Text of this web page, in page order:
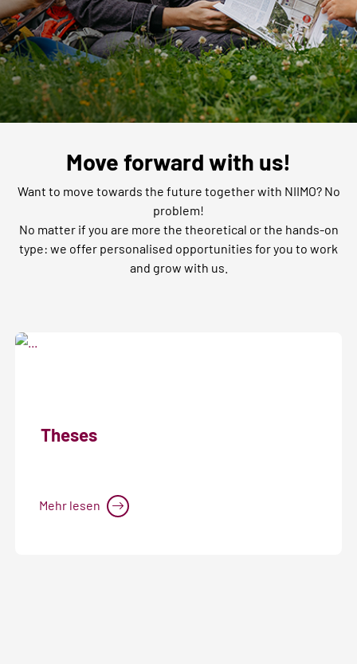
Move forward with us!
Want to move towards the future together with NIIMO? No
problem!
No matter if you are more the theoretical or the hands-on
type: we offer personalised opportunities for you to work
and grow with us.
Theses
Mehr lesen